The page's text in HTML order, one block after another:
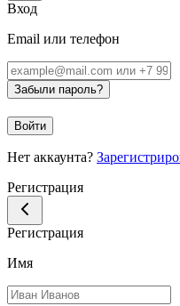
Вход
Email или телефон
Забыли пароль?
Войти
Нет аккаунта?
Регистрация
Регистрация
Имя